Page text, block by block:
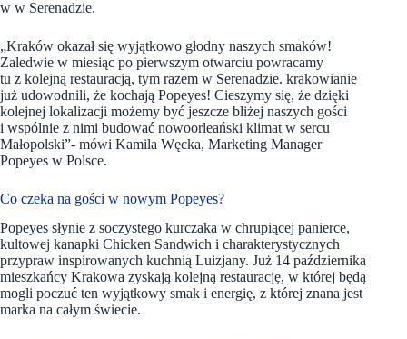
w w Serenadzie.
„Kraków okazał się wyjątkowo głodny naszych smaków!
Zaledwie w miesiąc po pierwszym otwarciu powracamy
tu z kolejną restauracją, tym razem w Serenadzie. krakowianie
już udowodnili, że kochają Popeyes! Cieszymy się, że dzięki
kolejnej lokalizacji możemy być jeszcze bliżej naszych gości
i wspólnie z nimi budować nowoorleański klimat w sercu
Małopolski”- mówi Kamila Węcka, Marketing Manager
Popeyes w Polsce.
Co czeka na gości w nowym Popeyes?
Popeyes słynie z soczystego kurczaka w chrupiącej panierce,
kultowej kanapki Chicken Sandwich i charakterystycznych
przypraw inspirowanych kuchnią Luizjany. Już 14 października
mieszkańcy Krakowa zyskają kolejną restaurację, w której będą
mogli poczuć ten wyjątkowy smak i energię, z której znana jest
marka na całym świecie.